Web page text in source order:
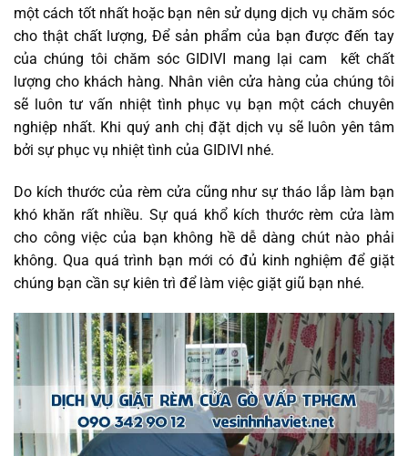
một cách tốt nhất hoặc bạn nên sử dụng dịch vụ chăm sóc
cho thật chất lượng, Để sản phẩm của bạn được đến tay
của chúng tôi chăm sóc GIDIVI mang lại cam kết chất
lượng cho khách hàng. Nhân viên cửa hàng của chúng tôi
sẽ luôn tư vấn nhiệt tình phục vụ bạn một cách chuyên
nghiệp nhất. Khi quý anh chị đặt dịch vụ sẽ luôn yên tâm
bởi sự phục vụ nhiệt tình của GIDIVI nhé.
Do kích thước của rèm cửa cũng như sự tháo lắp làm bạn
khó khăn rất nhiều. Sự quá khổ kích thước rèm cửa làm
cho công việc của bạn không hề dễ dàng chút nào phải
không. Qua quá trình bạn mới có đủ kinh nghiệm để giặt
chúng bạn cần sự kiên trì để làm việc giặt giũ bạn nhé.